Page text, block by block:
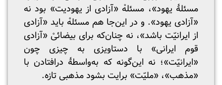
مسئلهٔ یهود»، مسئلهْ «آزادی از یهودیت» بود نه
«آزادی یهود». و در این‌جا هم مسئلهْ باید «آزادی
از ایرانیّت باشد»، نه چنان‌که برای بیضائیْ «آزادی
قوم ایرانی» با دستاویزی به چیزی چون
«ایرانیّت»؛ نه این‌گونه که به‌واسطهٔ درافتادن با
«مذهب»، «ملیّت» برایت بشود مذهبی تازه.